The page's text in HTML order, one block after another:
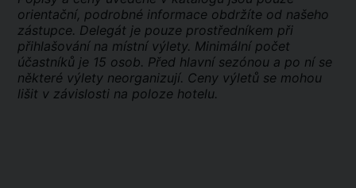
orientační, podrobné informace obdržíte od našeho
zástupce. Delegát je pouze prostředníkem při
přihlašování na místní výlety. Minimální počet
účastníků je 15 osob. Před hlavní sezónou a po ní se
některé výlety neorganizují. Ceny výletů se mohou
lišit v závislosti na poloze hotelu.